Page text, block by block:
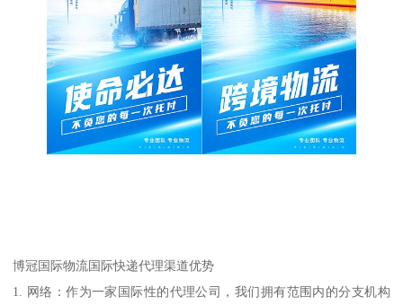
博冠国际物流国际快递代理渠道优势
1. 网络：作为一家国际性的代理公司，我们拥有范围内的分支机构